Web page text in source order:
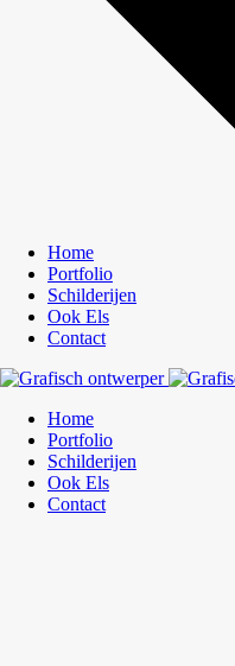
Home
Portfolio
Schilderijen
Ook Els
Contact
Home
Portfolio
Schilderijen
Ook Els
Contact